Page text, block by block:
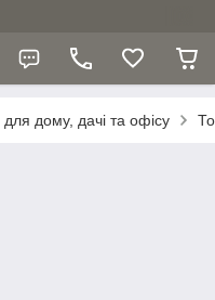
дому, дачі та офісу